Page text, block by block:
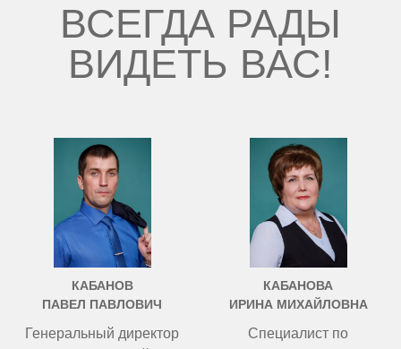
ВСЕГДА РАДЫ
ВИДЕТЬ ВАС!
КАБАНОВ
ПАВЕЛ ПАВЛОВИЧ
Генеральный директор
КАБАНОВА
ИРИНА МИХАЙЛОВНА
Специалист по